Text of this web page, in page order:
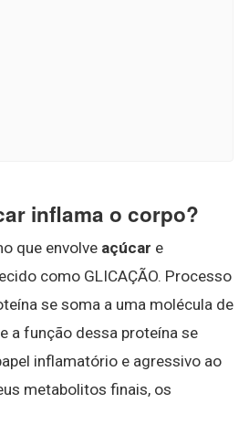
inflama o corpo?
que envolve açúcar e
como GLICAÇÃO. Processo
se soma a uma molécula de
a função dessa proteína se
inflamatório e agressivo ao
metabolitos finais, os